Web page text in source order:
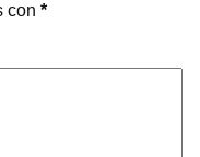
con*